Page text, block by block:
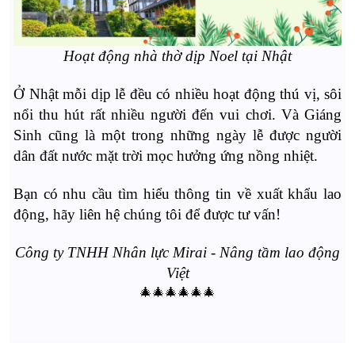
Hoạt động nhà thờ dịp Noel tại Nhật
Ở Nhật mỗi dịp lễ đều có nhiều hoạt động thú vị, sôi
nổi thu hút rất nhiều người đến vui chơi. Và Giáng
Sinh cũng là một trong những ngày lễ được người
dân đất nước mặt trời mọc hưởng ứng nồng nhiệt.
Bạn có nhu cầu tìm hiểu thông tin về xuất khẩu lao
động, hãy liên hệ chúng tôi để được tư vấn!
Công ty TNHH Nhân lực Mirai - Nâng tầm lao động
Việt
🎄🎄🎄🎄🎄🎄